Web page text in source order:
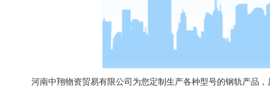
河南中翔物资贸易有限公司为您定制生产各种型号的钢轨产品，